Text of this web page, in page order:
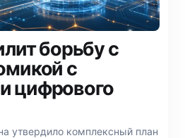
борьбу с
с
цифрового
утвердило комплексный план